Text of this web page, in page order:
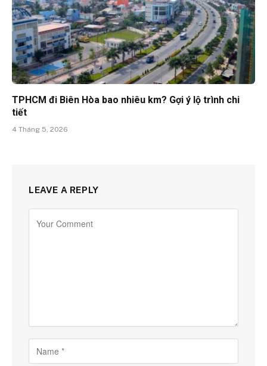
TPHCM đi Biên Hòa bao nhiêu km? Gợi ý lộ trình chi
tiết
4 Tháng 5, 2026
LEAVE A REPLY